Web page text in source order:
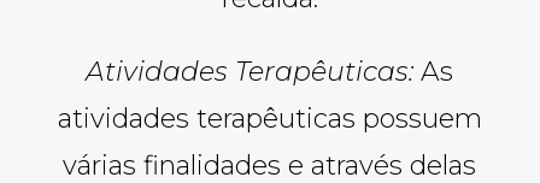
Atividades Terapêuticas: As
atividades terapêuticas possuem
várias finalidades e através delas